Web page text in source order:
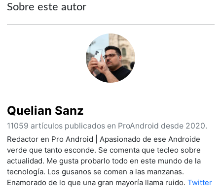
Sobre este autor
Quelian Sanz
11059 artículos publicados en ProAndroid desde 2020.
Redactor en Pro Android | Apasionado de ese Androide
verde que tanto esconde. Se comenta que tecleo sobre
actualidad. Me gusta probarlo todo en este mundo de la
tecnología. Los gusanos se comen a las manzanas.
Enamorado de lo que una gran mayoría llama ruido. Twitter